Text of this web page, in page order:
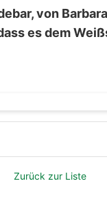
von
es dem
Zurück zur Liste